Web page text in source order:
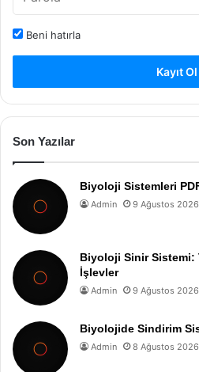
Beni hatırla
Kayıt Ol
Son Yazılar
Biyoloji Sistemleri
Admin 9 Ağustos 2026
Biyoloji Sinir Sistemi:
İşlevler
Admin 9 Ağustos 2026
Biyolojide Sindirim
Admin 8 Ağustos 2026